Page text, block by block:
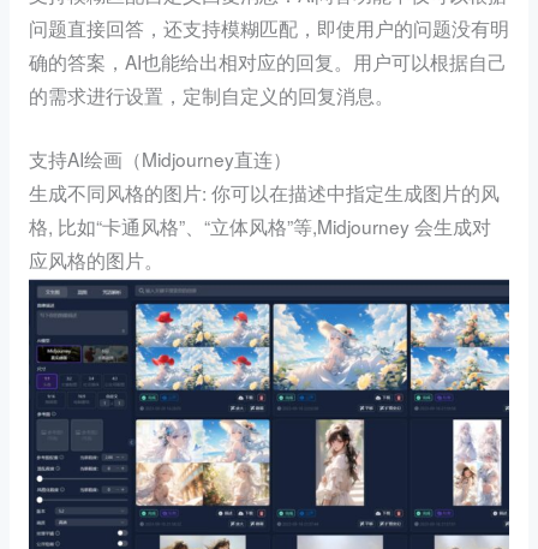
问题直接回答，还支持模糊匹配，即使用户的问题没有明
确的答案，AI也能给出相对应的回复。用户可以根据自己
的需求进行设置，定制自定义的回复消息。
支持AI绘画（Midjourney直连）
生成不同风格的图片: 你可以在描述中指定生成图片的风
格, 比如“卡通风格”、“立体风格”等,Midjourney 会生成对
应风格的图片。